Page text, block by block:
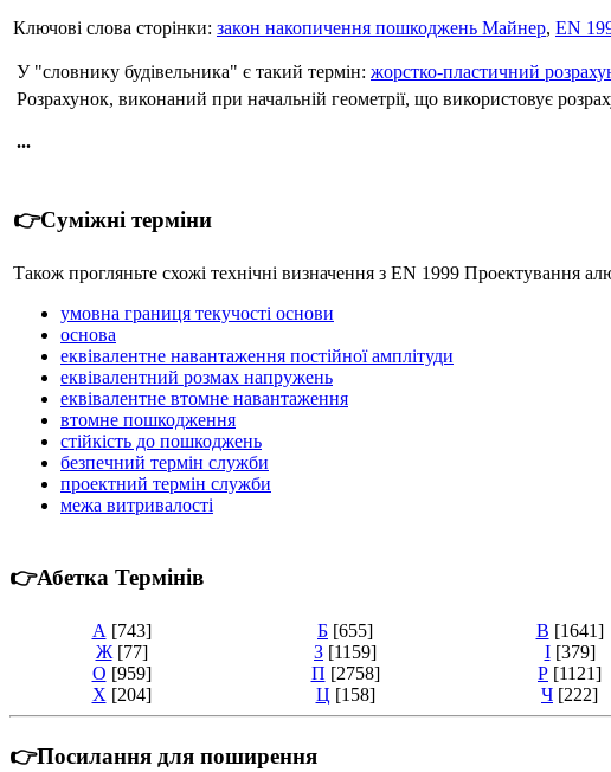
Ключові слова сторінки: закон накопичення пошкоджень Майнер, EN
У "словнику будівельника" є такий термін: жорстко-пластичний
Розрахунок, виконаний при начальній геометрії, що використовує
...
👉Суміжні терміни
Також прогляньте схожі технічні визначення з EN 1999 Проектування
умовна границя текучості основи
основа
еквівалентне навантаження постійної амплітуди
еквівалентний розмах напружень
еквівалентне втомне навантаження
втомне пошкодження
стійкість до пошкоджень
безпечний термін служби
проектний термін служби
межа витривалості
👉Абетка Термінів
А [743] Б [655] В [1641]
Ж [77] З [1159] І [379]
О [959] П [2758] Р [1121]
Х [204] Ц [158] Ч [222]
👉Посилання для поширення